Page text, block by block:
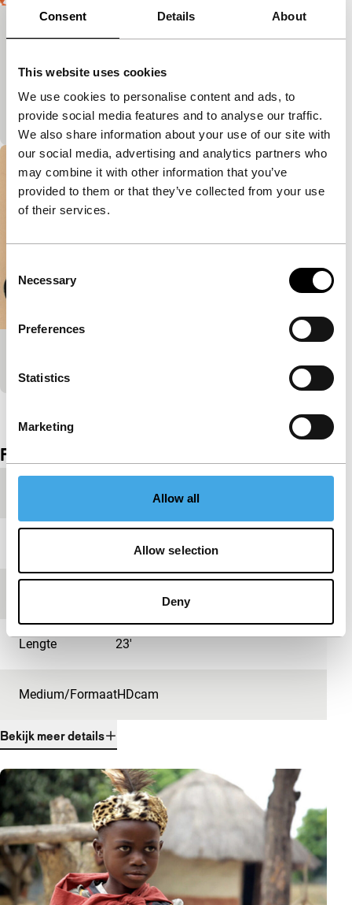
Consent Details About
This website uses cookies
We use cookies to personalise content and ads, to
provide social media features and to analyse our traffic.
We also share information about your use of our site with
our social media, advertising and analytics partners who
may combine it with other information that you’ve
provided to them or that they’ve collected from your use
of their services.
Selection
Necessary
Preferences
Statistics
Marketing
Allow all
Allow selection
Deny
Flamingo Pride
bevallige witte kraanvogel. Maar stereotypen en
vooroordelen over ‘zijn soort vogels’ staan een
veroveri
Film details
Zambia
2011
Lengte 23'
Medium/FormaatHDcam
Bekijk meer details